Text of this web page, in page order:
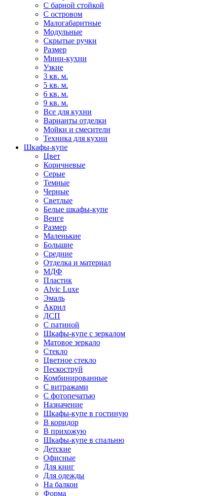
С барной стойкой
С островом
Малогабаритные
Модульные
Скрытые ручки
Размер
Мини-кухни
Узкие
3 кв. м.
5 кв. м.
6 кв. м.
9 кв. м.
Все для кухни
Варианты отделки
Мойки и смесители
Техника для кухни
Шкафы-купе
Цвет
Коричневые
Серые
Темные
Черные
Светлые
Белые шкафы-купе
Венге
Размер
Маленькие
Большие
Средние
Отделка и материал
МДФ
Пластик
Alvic Luxe
Эмаль
Акрил
ДСП
С патиной
Шкафы-купе с зеркалом
Матовое зеркало
Стекло
Цветное стекло
Пескоструй
Комбинированные
С витражами
С фотопечатью
Назначение
Шкафы-купе в гостиную
В коридор
В прихожую
Шкафы-купе в спальню
Детские
Офисные
Для книг
Для одежды
На балкон
Форма